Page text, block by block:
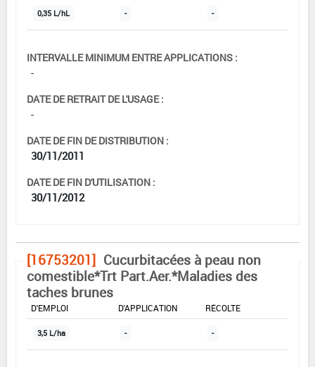
0,35 L/hL - -
INTERVALLE MINIMUM ENTRE APPLICATIONS :
-
DATE DE RETRAIT DE L'USAGE :
-
DATE DE FIN DE DISTRIBUTION :
30/11/2011
DATE DE FIN D'UTILISATION :
30/11/2012
[16753201] Cucurbitacées à peau non
comestible*Trt Part.Aer.*Maladies des
taches brunes
DOSE MAX
D'EMPLOI
D'APPLICATION
RÉCOLTE
3,5 L/ha - -